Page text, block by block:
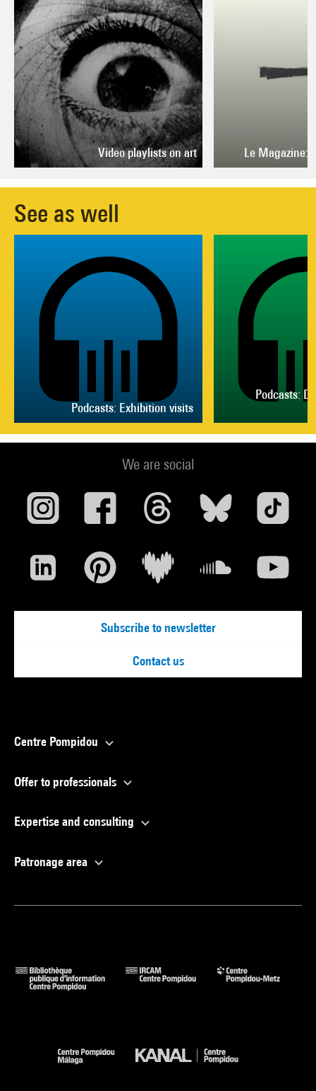
Video playlists on art Le Magazine:
See as well
Podcasts: Exhibition visits
Podcasts:
We are social
Subscribe to newsletter
Contact us
Centre Pompidou
Offer to professionals
Expertise and consulting
Patronage area